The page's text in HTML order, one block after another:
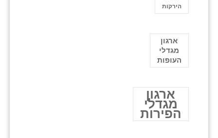
הירקות
ארגון
מגדלי
העופות
ארגון
מגדלי
הפירות